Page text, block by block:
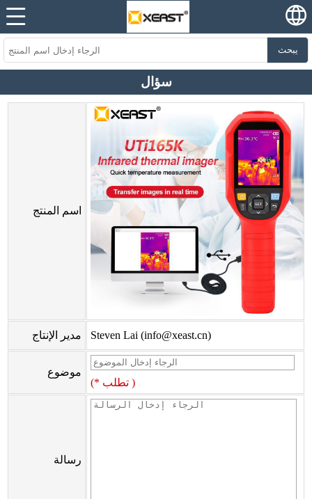
يبحث
سؤال
اسم المنتج
مدير الإنتاج Steven Lai (info@xeast.cn)
موضوع
(* تطلب )
رسالة